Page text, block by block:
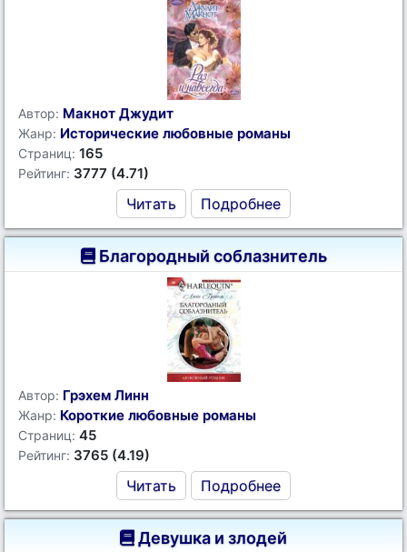
Автор: Макнот Джудит
Жанр: Исторические любовные романы
Страниц: 165
Рейтинг: 3777 (4.71)
Читать Подробнее
Благородный соблазнитель
Автор: Грэхем Линн
Жанр: Короткие любовные романы
Страниц: 45
Рейтинг: 3765 (4.19)
Читать Подробнее
Девушка и злодей